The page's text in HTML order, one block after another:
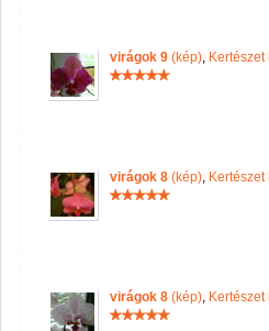
virágok 9 (kép),
virágok 8 (kép),
virágok 8 (kép),